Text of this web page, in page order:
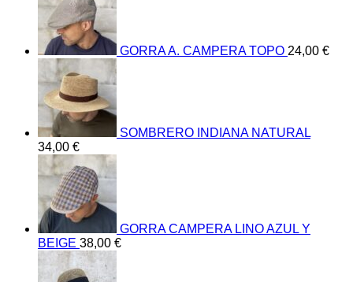
GORRA A. CAMPERA TOPO 24,00 €
SOMBRERO INDIANA NATURAL
34,00 €
GORRA CAMPERA LINO AZUL Y
BEIGE 38,00 €